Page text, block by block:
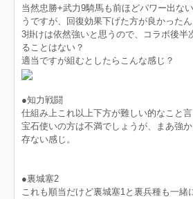
当然忠勝+武力9騎馬も前ほどパワー出な
うですが、回復効果下げた方が良かったん
3掛けは依然強いと思うので、コラボ後半
ることはない？
適当ですが組むとしたらこんな感じ？
●知力戦闘
仕組み上これ以上下方が難しい的なこと
宝石使いの方は不満でしょうが、まあ強
存ない感じ。
●裏城塞2
これも順当だけど裏城塞1と裏兵種も一緒